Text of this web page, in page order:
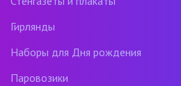
Гирлянды
Наборы для Дня рождения
Паровозики